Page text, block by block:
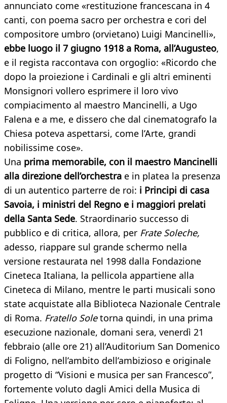
annunciato come «restituzione francescana in 4
canti, con poema sacro per orchestra e cori del
compositore umbro (orvietano) Luigi Mancinelli»,
ebbe luogo il 7 giugno 1918 a Roma, all’Augusteo,
e il regista raccontava con orgoglio: «Ricordo che
dopo la proiezione i Cardinali e gli altri eminenti
Monsignori vollero esprimere il loro vivo
compiacimento al maestro Mancinelli, a Ugo
Falena e a me, e dissero che dal cinematografo la
Chiesa poteva aspettarsi, come l’Arte, grandi
nobilissime cose».
Una prima memorabile, con il maestro Mancinelli
alla direzione dell’orchestra e in platea la presenza
di un autentico parterre de roi: i Principi di casa
Savoia, i ministri del Regno e i maggiori prelati
della Santa Sede. Straordinario successo di
pubblico e di critica, allora, per Frate Soleche,
adesso, riappare sul grande schermo nella
versione restaurata nel 1998 dalla Fondazione
Cineteca Italiana, la pellicola appartiene alla
Cineteca di Milano, mentre le parti musicali sono
state acquistate alla Biblioteca Nazionale Centrale
di Roma. Fratello Soletorna quindi, in una prima
esecuzione nazionale, domani sera, venerdì 21
febbraio (alle ore 21) all’Auditorium San Domenico
di Foligno, nell’ambito dell’ambizioso e originale
progetto di “Visioni e musica per san Francesco”,
fortemente voluto dagli Amici della Musica di